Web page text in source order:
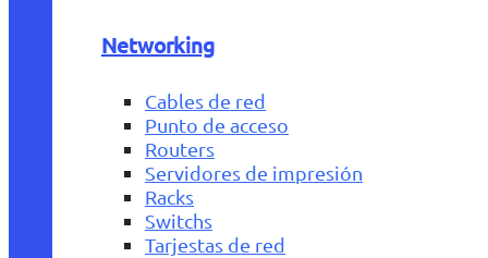
Networking
Cables de red
Punto de acceso
Routers
Servidores de impresión
Racks
Switchs
Tarjestas de red